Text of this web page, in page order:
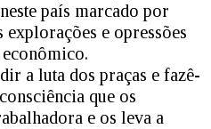
país marcado por
e opressões
a luta dos praças e fazê-
que os
e os leva a